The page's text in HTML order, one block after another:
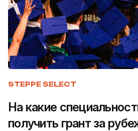
STEPPE SELECT
На какие
получить грант за